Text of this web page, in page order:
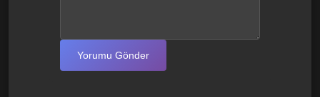
Yorumu Gönder